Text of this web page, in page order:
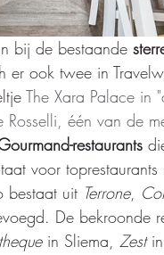
bij de bestaande
er ook twee in
The Xara Palace in
één van de
restaurants
voor toprestaurants
bestaat uit Terrone,
De bekroonde
in Sliema, Zest